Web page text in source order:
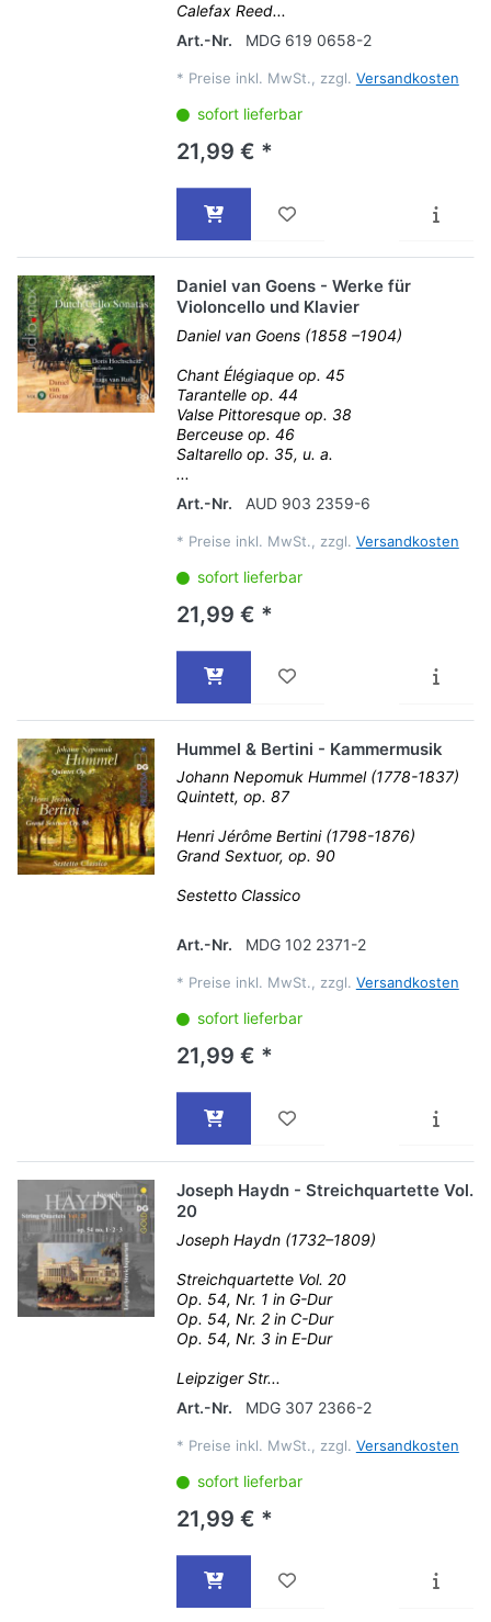
Calefax Reed...
Art.-Nr.
MDG 619 0658-2
* Preise inkl. MwSt., zzgl. Versandkosten
sofort lieferbar
21,99 € *
Daniel van Goens - Werke für
Violoncello und Klavier
Daniel van Goens (1858 –1904)
Chant Élégiaque op. 45
Tarantelle op. 44
Valse Pittoresque op. 38
Berceuse op. 46
Saltarello op. 35, u. a.
...
Art.-Nr.
AUD 903 2359-6
* Preise inkl. MwSt., zzgl. Versandkosten
sofort lieferbar
21,99 € *
Hummel & Bertini - Kammermusik
Johann Nepomuk Hummel (1778-1837)
Quintett, op. 87
Henri Jérôme Bertini (1798-1876)
Grand Sextuor, op. 90
Sestetto Classico
Art.-Nr. MDG 102 2371-2
* Preise inkl. MwSt., zzgl. Versandkosten
sofort lieferbar
21,99 € *
Joseph Haydn - Streichquartette Vol.
20
Joseph Haydn (1732–1809)
Streichquartette Vol. 20
Op. 54, Nr. 1 in G-Dur
Op. 54, Nr. 2 in C-Dur
Op. 54, Nr. 3 in E-Dur
Leipziger Str...
Art.-Nr.
MDG 307 2366-2
* Preise inkl. MwSt., zzgl. Versandkosten
sofort lieferbar
21,99 € *